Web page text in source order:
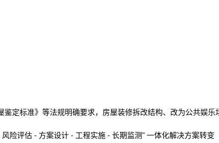
鉴定标准》等法规明确要求，房屋装修拆改结构、改为公共娱乐
风险评估 - 方案设计 - 工程实施 - 长期监测" 一体化解决方案转变